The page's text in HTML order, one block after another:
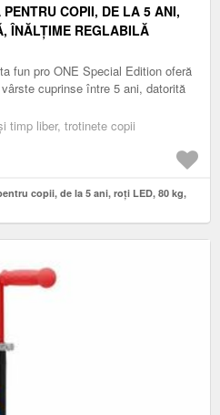
COPII, DE LA 5 ANI,
ÎNĂLȚIME REGLABILĂ
fun pro ONE Special Edition oferă
cuprinse între 5 ani, datorită
timp liber, trotinete copii
copii, de la 5 ani, roți LED, 80 kg,